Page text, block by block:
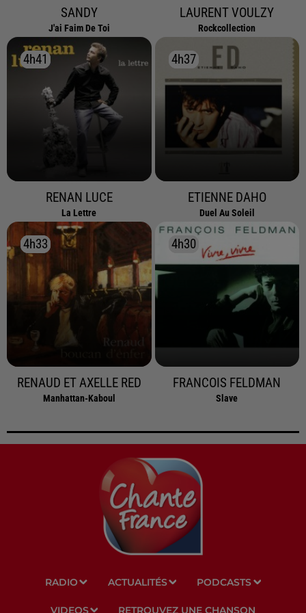
SANDY
J'ai Faim De Toi
LAURENT VOULZY
Rockcollection
4h41
4h41
RENAN LUCE
La Lettre
4h37
4h37
ETIENNE DAHO
Duel Au Soleil
4h33
4h33
RENAUD ET AXELLE RED
Manhattan-Kaboul
4h30
4h30
FRANCOIS FELDMAN
Slave
RADIO ACTUALITÉS PODCASTS
VIDEOS RETROUVEZ UNE CHANSON